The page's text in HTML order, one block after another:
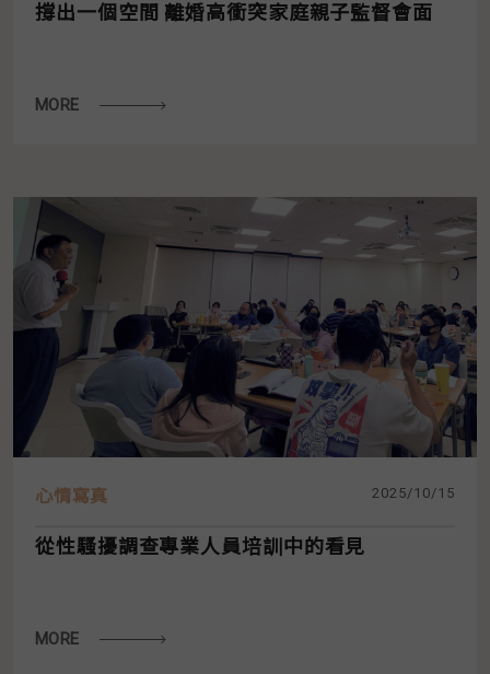
撐出一個空間 離婚高衝突家庭親子監督會面
MORE
心情寫真 2025/10/15
從性騷擾調查專業人員培訓中的看見
MORE